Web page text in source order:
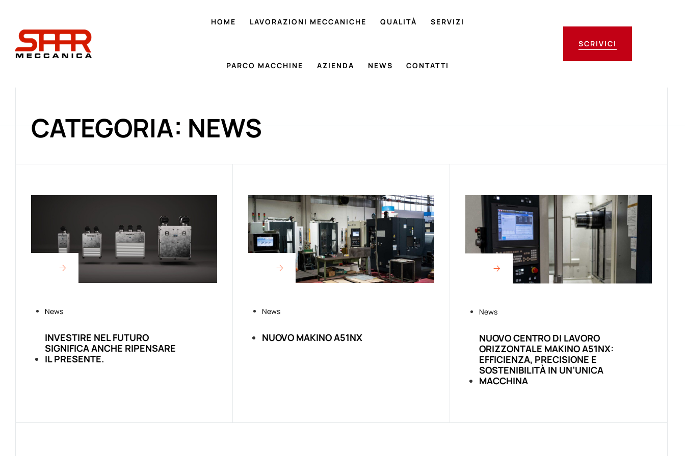
HOME LAVORAZIONI MECCANICHE QUALITÀ SERVIZI
PARCO MACCHINE AZIENDA NEWS CONTATTI
SCRIVICI
CATEGORIA: NEWS
News
INVESTIRE NEL FUTURO
SIGNIFICA ANCHE RIPENSARE
IL PRESENTE.
News
NUOVO MAKINO A51NX
News
NUOVO CENTRO DI LAVORO
ORIZZONTALE MAKINO A51NX:
EFFICIENZA, PRECISIONE E
SOSTENIBILITÀ IN UN’UNICA
MACCHINA